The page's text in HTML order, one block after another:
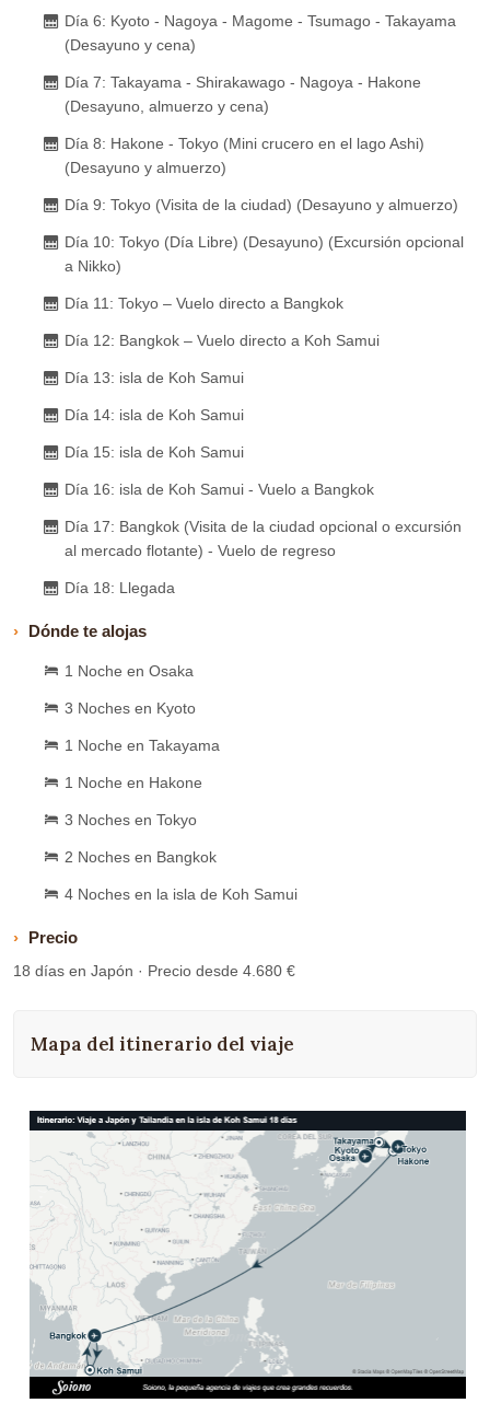
Día 6: Kyoto - Nagoya - Magome - Tsumago - Takayama
(Desayuno y cena)
Día 7: Takayama - Shirakawago - Nagoya - Hakone
(Desayuno, almuerzo y cena)
Día 8: Hakone - Tokyo (Mini crucero en el lago Ashi)
(Desayuno y almuerzo)
Día 9: Tokyo (Visita de la ciudad) (Desayuno y almuerzo)
Día 10: Tokyo (Día Libre) (Desayuno) (Excursión opcional
a Nikko)
Día 11: Tokyo – Vuelo directo a Bangkok
Día 12: Bangkok – Vuelo directo a Koh Samui
Día 13: isla de Koh Samui
Día 14: isla de Koh Samui
Día 15: isla de Koh Samui
Día 16: isla de Koh Samui - Vuelo a Bangkok
Día 17: Bangkok (Visita de la ciudad opcional o excursión
al mercado flotante) - Vuelo de regreso
Día 18: Llegada
Dónde te alojas
1 Noche en Osaka
3 Noches en Kyoto
1 Noche en Takayama
1 Noche en Hakone
3 Noches en Tokyo
2 Noches en Bangkok
4 Noches en la isla de Koh Samui
Precio
18 días en Japón · Precio desde 4.680 €
Mapa del itinerario del viaje